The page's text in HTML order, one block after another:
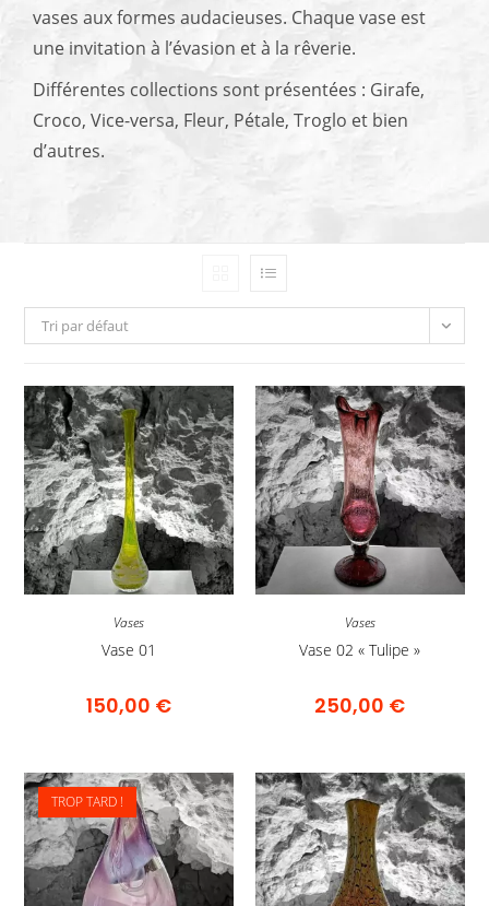
vases aux formes audacieuses. Chaque vase est
une invitation à l’évasion et à la rêverie.
Différentes collections sont présentées : Girafe,
Croco, Vice-versa, Fleur, Pétale, Troglo et bien
d’autres.
Tri par défaut
Vases
Vase 01
150,00 €
Vases
Vase 02 « Tulipe »
250,00 €
TROP TARD !